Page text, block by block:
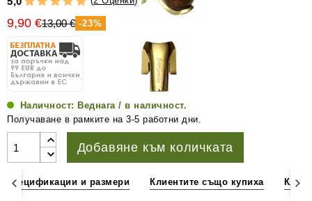
за
пури
9,90 €13,00 € -23%
Наличност: Веднага / в наличност.
Получаване в рамките на 3-5 работни дни.
Добавяне към количката
Спецификации и размери Клиентите също купиха